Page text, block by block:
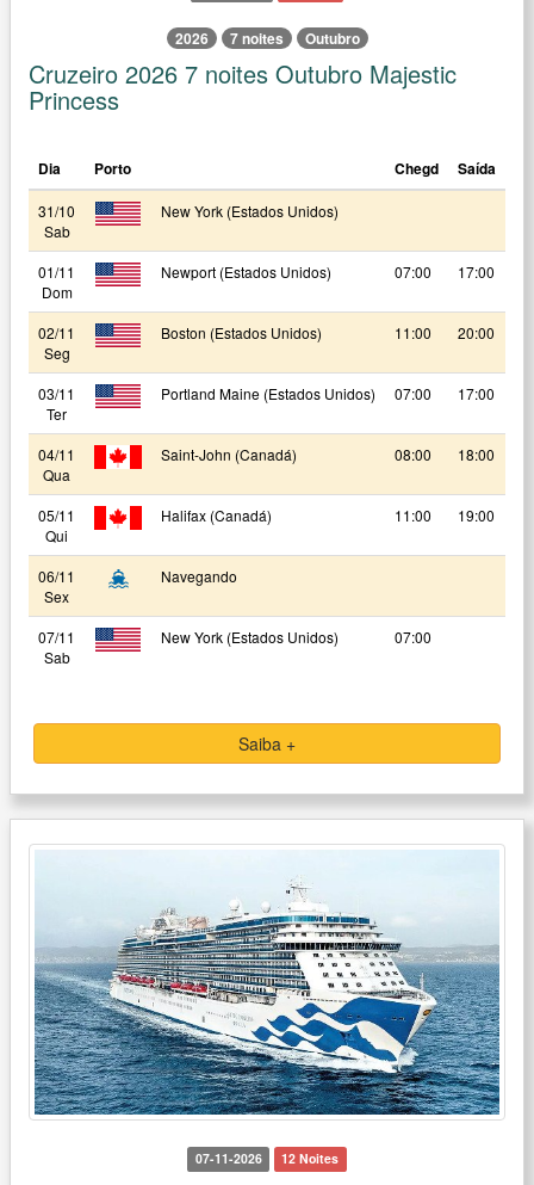
2026 7 noites Outubro
Cruzeiro 2026 7 noites Outubro Majestic
Princess
Dia Porto Chegd Saída
31/10
Sab
New York (Estados Unidos)
01/11
Dom
Newport (Estados Unidos) 07:00 17:00
02/11
Seg
Boston (Estados Unidos) 11:00 20:00
03/11
Ter
Portland Maine (Estados Unidos) 07:00 17:00
04/11
Qua
Saint-John (Canadá) 08:00 18:00
05/11
Qui
Halifax (Canadá) 11:00 19:00
06/11
Sex
Navegando
07/11
Sab
New York (Estados Unidos) 07:00
Saiba +
07-11-2026 12 Noites